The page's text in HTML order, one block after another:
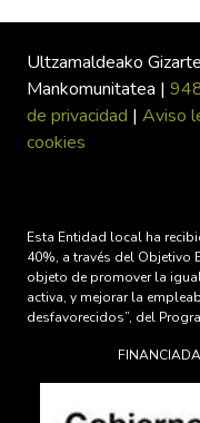
Ultzamaldeako
Mankomunitatea |
de privacidad | Aviso
cookies
Esta Entidad local ha
40%, a través del Objetivo
objeto de promover la
activa, y mejorar la
desfavorecidos”, del